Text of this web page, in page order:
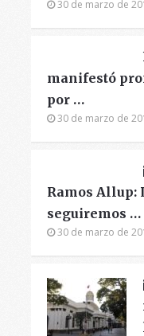
30 de marzo de
manifestó
por …
30 de marzo de
Ramos Allup:
seguiremos …
30 de marzo de